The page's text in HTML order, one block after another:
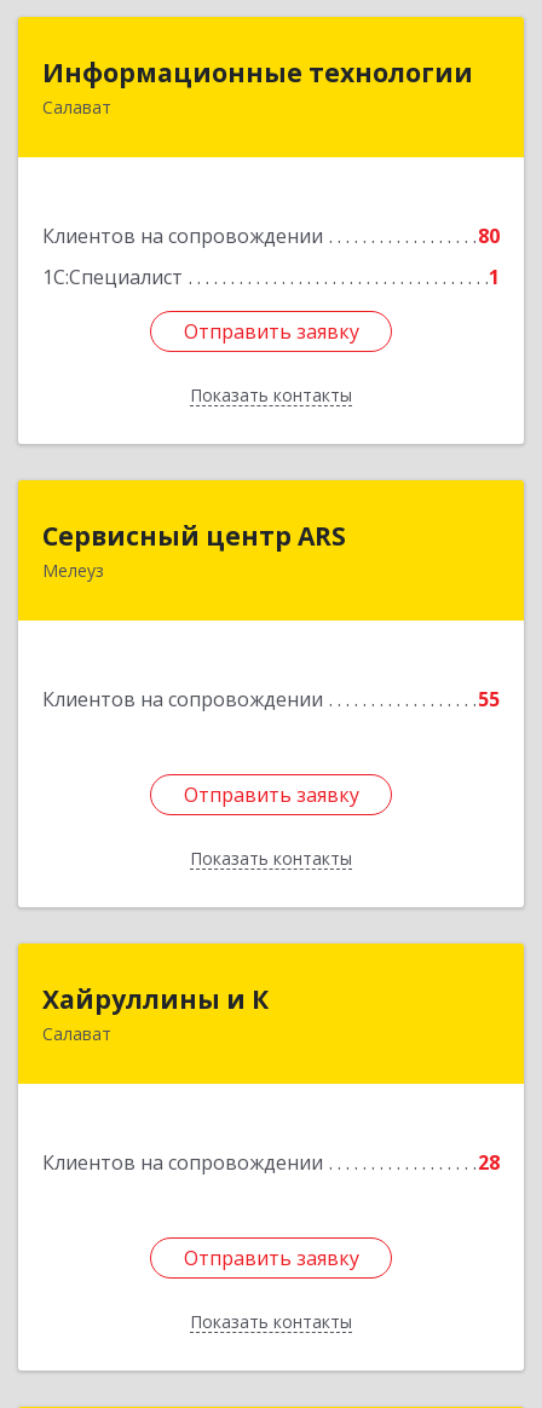
Информационные технологии
Салават
Клиентов на сопровождении
80
1С:Специалист
1
Отправить заявку
Показать контакты
Информационные технологии
Отправить заявку
Назад
Сервисный центр ARS
Мелеуз
Клиентов на сопровождении 55
Отправить заявку
Показать контакты
Отправить заявку
Назад
Хайруллины и К
Салават
Клиентов на сопровождении 28
Отправить заявку
Показать контакты
Отправить заявку
Назад